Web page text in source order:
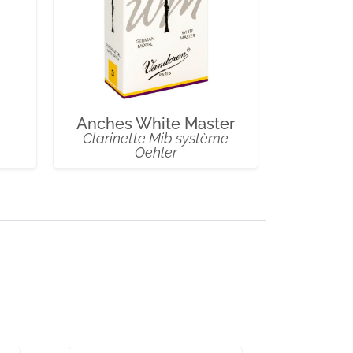
Anches White Master
Clarinette Mib système
Oehler